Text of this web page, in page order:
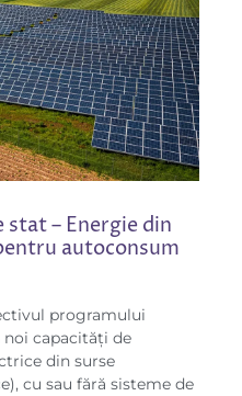
stat – Energie din
autoconsum
programului
capacități de
din surse
cu sau fără sisteme de